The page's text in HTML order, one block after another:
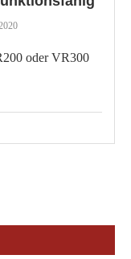
oder VR300